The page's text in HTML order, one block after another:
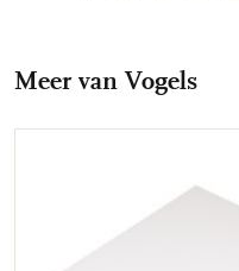
Meer van Vogels